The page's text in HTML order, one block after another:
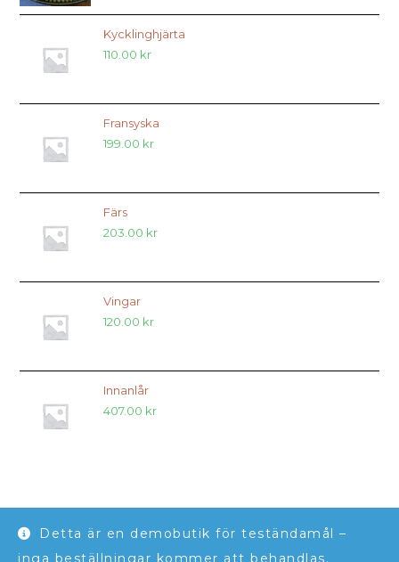
Detta är en demobutik för teständamål –
inga beställningar kommer att behandlas.
Kycklinghjärta
110.00 kr
Fransyska
199.00 kr
Färs
203.00 kr
Vingar
120.00 kr
Innanlår
407.00 kr
Jordmån Blekinge